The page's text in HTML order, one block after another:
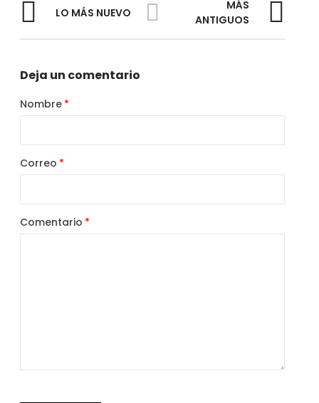
LO MÁS NUEVO
MÁS
ANTIGUOS
Deja un comentario
Nombre
Correo
Comentario